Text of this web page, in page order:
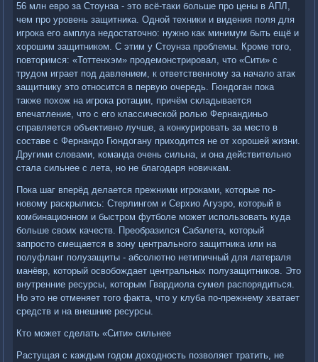
56 млн евро за Стоунза - это всё-таки больше про цены в АПЛ,
чем про уровень защитника. Одной техники и видения поля для
игрока его амплуа недостаточно: нужно как минимум быть ещё и
хорошим защитником. С этим у Стоунза проблемы. Кроме того,
повторимся: «Тоттенхэм» продемонстрировал, что «Сити» с
трудом играет под давлением, к ответственному за начало атак
защитнику это относится в первую очередь. Гюндоган пока
также похож на игрока ротации, причём складывается
впечатление, что с его классической ролью Фернандиньо
справляется объективно лучше, а конкурировать за место в
составе с Фернандо Гюндогану приходится не от хорошей жизни.
Другими словами, команда очень сильна, и она действительно
стала сильнее с лета, но не благодаря новичкам.
Пока шаг вперёд делается прежними игроками, которые по-
новому раскрылись: Стерлингом и Серхио Агуэро, который в
комбинационном и быстром футболе может использовать куда
больше своих качеств. Преобразился Сабалета, который
запросто смещается в зону центрального защитника или на
полуфланг полузащиты - абсолютно нетипичный для латераля
манёвр, который освобождает центральных полузащитников. Это
внутренние ресурсы, которым Гвардиола сумел распорядиться.
Но это не отменяет того факта, что у клуба по-прежнему хватает
средств и на внешние ресурсы.
Кто может сделать «Сити» сильнее
Растущая с каждым годом доходность позволяет тратить, не